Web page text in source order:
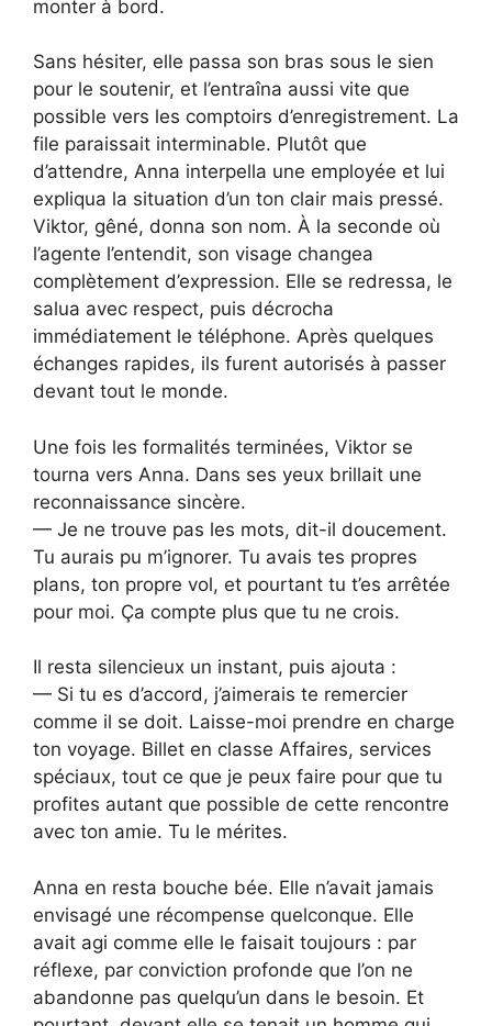
monter à bord.
Sans hésiter, elle passa son bras sous le sien
pour le soutenir, et l’entraîna aussi vite que
possible vers les comptoirs d’enregistrement. La
file paraissait interminable. Plutôt que
d’attendre, Anna interpella une employée et lui
expliqua la situation d’un ton clair mais pressé.
Viktor, gêné, donna son nom. À la seconde où
l’agente l’entendit, son visage changea
complètement d’expression. Elle se redressa, le
salua avec respect, puis décrocha
immédiatement le téléphone. Après quelques
échanges rapides, ils furent autorisés à passer
devant tout le monde.
Une fois les formalités terminées, Viktor se
tourna vers Anna. Dans ses yeux brillait une
reconnaissance sincère.
— Je ne trouve pas les mots, dit-il doucement.
Tu aurais pu m’ignorer. Tu avais tes propres
plans, ton propre vol, et pourtant tu t’es arrêtée
pour moi. Ça compte plus que tu ne crois.
Il resta silencieux un instant, puis ajouta :
— Si tu es d’accord, j’aimerais te remercier
comme il se doit. Laisse-moi prendre en charge
ton voyage. Billet en classe Affaires, services
spéciaux, tout ce que je peux faire pour que tu
profites autant que possible de cette rencontre
avec ton amie. Tu le mérites.
Anna en resta bouche bée. Elle n’avait jamais
envisagé une récompense quelconque. Elle
avait agi comme elle le faisait toujours : par
réflexe, par conviction profonde que l’on ne
abandonne pas quelqu’un dans le besoin. Et